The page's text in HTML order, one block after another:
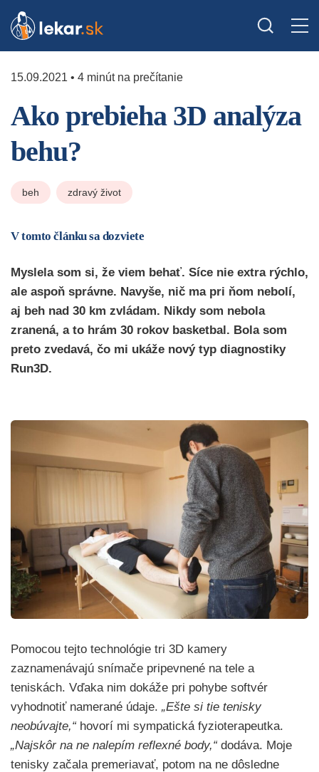
15.09.2021 • 4 minút na prečítanie
Ako prebieha 3D analýza
behu?
beh zdravý život
V tomto článku sa dozviete
Myslela som si, že viem behať. Síce nie extra rýchlo,
ale aspoň správne. Navyše, nič ma pri ňom nebolí,
aj beh nad 30 km zvládam. Nikdy som nebola
zranená, a to hrám 30 rokov basketbal. Bola som
preto zvedavá, čo mi ukáže nový typ diagnostiky
Run3D.
Pomocou tejto technológie tri 3D kamery
zaznamenávajú snímače pripevnené na tele a
teniskách. Vďaka nim dokáže pri pohybe softvér
vyhodnotiť namerané údaje. „Ešte si tie tenisky
neobúvajte,“ hovorí mi sympatická fyzioterapeutka.
„Najskôr na ne nalepím reflexné body,“ dodáva. Moje
tenisky začala premeriavať, potom na ne dôsledne